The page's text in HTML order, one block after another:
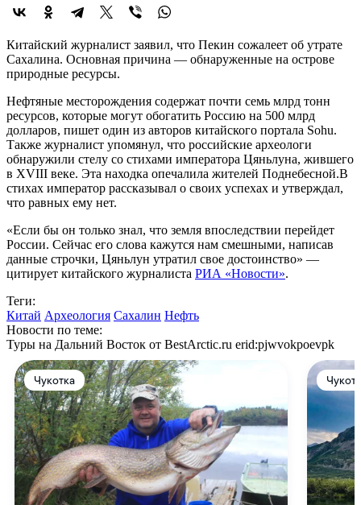
Китайский журналист заявил, что Пекин сожалеет об утрате
Сахалина. Основная причина — обнаруженные на острове
природные ресурсы.
Нефтяные месторождения содержат почти семь млрд тонн
ресурсов, которые могут обогатить Россию на 500 млрд
долларов, пишет один из авторов китайского портала Sohu.
Также журналист упомянул, что российские археологи
обнаружили стелу со стихами императора Цяньлуна, жившего
в XVIII веке. Эта находка опечалила жителей Поднебесной.В
стихах император рассказывал о своих успехах и утверждал,
что равных ему нет.
«Если бы он только знал, что земля впоследствии перейдет
России. Сейчас его слова кажутся нам смешными, написав
данные строчки, Цяньлун утратил свое достоинство» —
цитирует китайского журналиста РИА «Новости».
Теги:
Китай Археология Сахалин Нефть
Новости по теме:
Туры на Дальний Восток от BestArctic.ru erid:pjwvokpoevpk